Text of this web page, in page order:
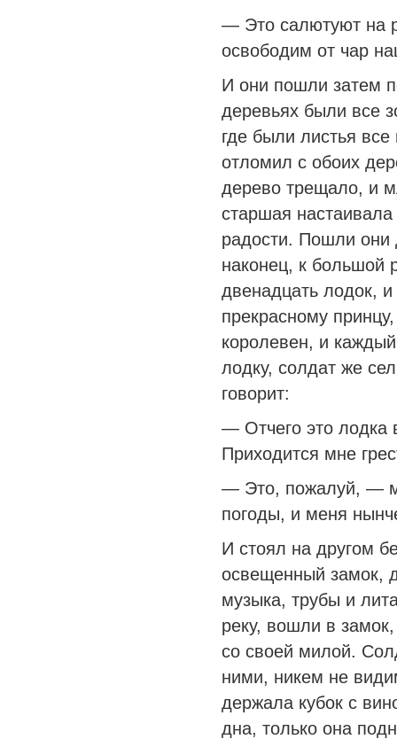
— Это салютуют на
освободим от чар
И они пошли затем
деревьях были все
где были листья
отломил с обоих
дерево трещало, и
старшая
радости. Пошли
наконец, к большой
двенадцать лодок,
прекрасному
королевен, и
лодку, солдат же
говорит:
— Отчего это лодка
Приходится мне
— Это, пожалуй, —
погоды, и меня
И стоял на другом
освещенный замок,
музыка, трубы и
реку, вошли в
со своей милой.
ними, никем не
держала кубок с
дна, только она